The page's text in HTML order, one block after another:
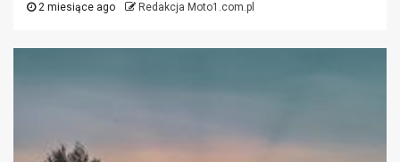
2 miesiące ago Redakcja Moto1.com.pl